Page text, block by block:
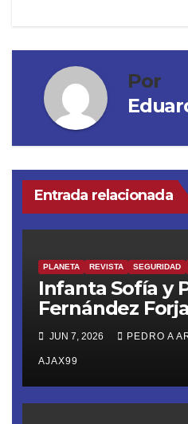
Por
Entrada relacionada
PLANETA REVISTA SEGURIDAD
Infanta Sofía y
Fernández
de la Soberanía
JUN 7, 2026 PEDRO A
AJAX99